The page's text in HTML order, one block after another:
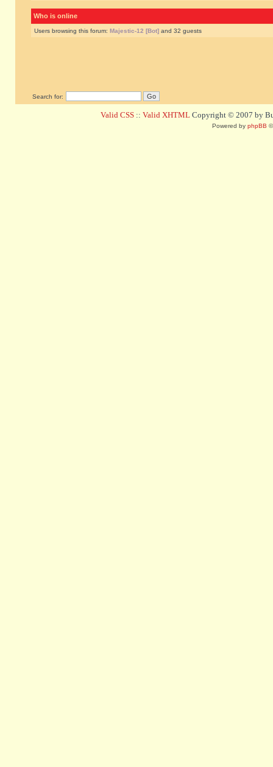
Who is online
Users browsing this forum: Majestic-12 [Bot] and 32 guests
Search for:
Valid CSS :: Valid XHTML Copyright © 2007 by
Powered by phpBB